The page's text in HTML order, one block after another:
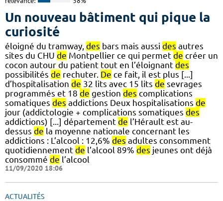
Un nouveau bâtiment qui pique la
curiosité
éloigné du tramway, des bars mais aussi des autres
sites du CHU de Montpellier ce qui permet de créer un
cocon autour du patient tout en l’éloignant des
possibilités de rechuter. De ce fait, il est plus [...]
d’hospitalisation de 32 lits avec 15 lits de sevrages
programmés et 18 de gestion des complications
somatiques des addictions Deux hospitalisations de
jour (addictologie + complications somatiques des
addictions) [...] département de l’Hérault est au-
dessus de la moyenne nationale concernant les
addictions : L’alcool : 12,6% des adultes consomment
quotidiennement de l’alcool 89% des jeunes ont déjà
consommé de l’alcool
11/09/2020 18:06
ACTUALITÉS